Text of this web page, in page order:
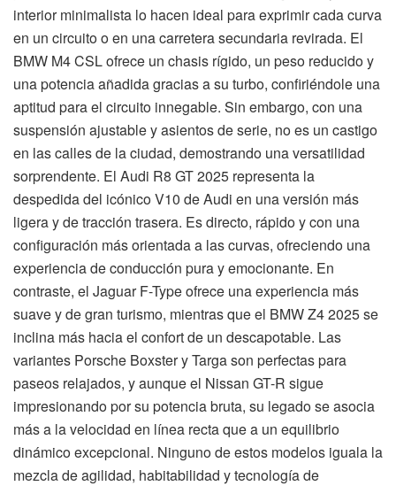
interior minimalista lo hacen ideal para exprimir cada curva
en un circuito o en una carretera secundaria revirada. El
BMW M4 CSL ofrece un chasis rígido, un peso reducido y
una potencia añadida gracias a su turbo, confiriéndole una
aptitud para el circuito innegable. Sin embargo, con una
suspensión ajustable y asientos de serie, no es un castigo
en las calles de la ciudad, demostrando una versatilidad
sorprendente. El Audi R8 GT 2025 representa la
despedida del icónico V10 de Audi en una versión más
ligera y de tracción trasera. Es directo, rápido y con una
configuración más orientada a las curvas, ofreciendo una
experiencia de conducción pura y emocionante. En
contraste, el Jaguar F-Type ofrece una experiencia más
suave y de gran turismo, mientras que el BMW Z4 2025 se
inclina más hacia el confort de un descapotable. Las
variantes Porsche Boxster y Targa son perfectas para
paseos relajados, y aunque el Nissan GT-R sigue
impresionando por su potencia bruta, su legado se asocia
más a la velocidad en línea recta que a un equilibrio
dinámico excepcional. Ninguno de estos modelos iguala la
mezcla de agilidad, habitabilidad y tecnología de